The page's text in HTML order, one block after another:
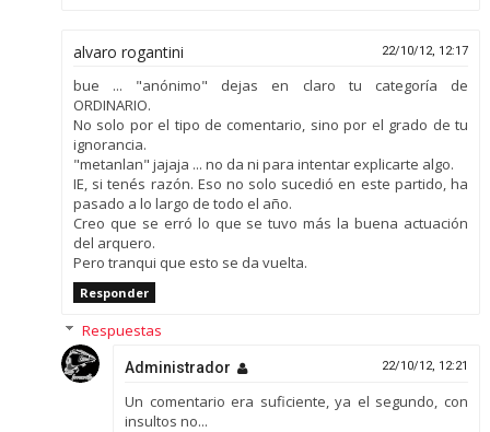
alvaro rogantini 22/10/12, 12:17
bue ... "anónimo" dejas en claro tu categoría de
ORDINARIO.
No solo por el tipo de comentario, sino por el grado de tu
ignorancia.
"metanlan" jajaja ... no da ni para intentar explicarte algo.
IE, si tenés razón. Eso no solo sucedió en este partido, ha
pasado a lo largo de todo el año.
Creo que se erró lo que se tuvo más la buena actuación
del arquero.
Pero tranqui que esto se da vuelta.
Responder
Respuestas
Administrador 22/10/12, 12:21
Un comentario era suficiente, ya el segundo, con
insultos no...